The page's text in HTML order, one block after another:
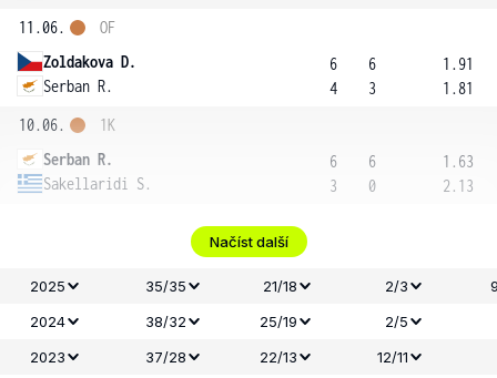
11.06.
Zoldakova D.
Serban R.
OF
6
4
6
3
1.91
1.81
10.06.
Serban R.
Sakellaridi S.
1K
6
3
6
0
1.63
2.13
Načíst další
2025 35/35 21/18 2/3
2024
38/32 25/19 2/5
2023
37/28 22/13 12/11